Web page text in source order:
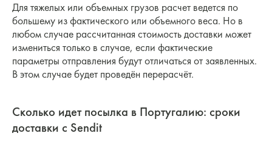
Для тяжелых или объемных грузов расчет ведется по
большему из фактического или объемного веса. Но в
любом случае рассчитанная стоимость доставки может
измениться только в случае, если фактические
параметры отправления будут отличаться от заявленных.
В этом случае будет проведён перерасчёт.
Сколько идет посылка в Португалию: сроки
доставки с Sendit